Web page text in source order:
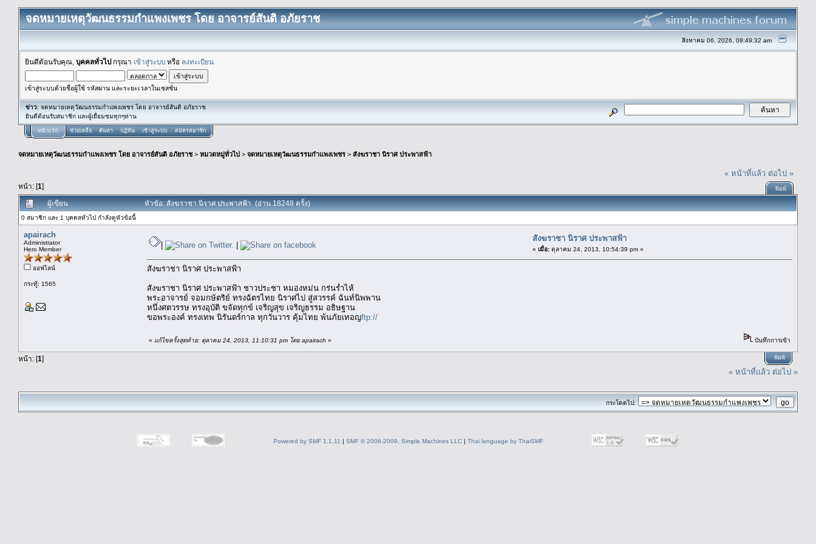
จดหมายเหตุวัฒนธรรมกำแพงเพชร โดย อาจารย์สันติ อภัยราช
สิงหาคม 06, 2026, 09:49:32 am
ยินดีต้อนรับคุณ, บุคคลทั่วไปกรุณา เข้าสู่ระบบ หรือ ลงทะเบียน
เข้าสู่ระบบด้วยชื่อผู้ใช้ รหัสผ่าน และระยะเวลาในเซสชั่น
ข่าว: จดหมายเหตุวัฒนธรรมกำแพงเพชร โดย อาจารย์สันติ อภัยราช
ยินดีต้อนรับสมาชิก และผู้เยื่ยมชมทุกๆท่าน
หน้าแรก ช่วยเหลือ ค้นหา ปฏิทิน เข้าสู่ระบบ สมัครสมาชิก
จดหมายเหตุวัฒนธรรมกำแพงเพชร โดย อาจารย์สันติ อภัยราช> หมวดหมู่ทั่วไป > จดหมายเหตุวัฒนธรรมกำแพงเพชร > สังฆราชา นิราศ ประพาสฟ้า
หน้า: [1]
« หน้าที่แล้ว ต่อไป »
พิมพ์
ผู้เขียน หัวข้อ: สังฆราชา นิราศ ประพาสฟ้า (อ่าน 18248 ครั้ง)
0 สมาชิก และ 1 บุคคลทั่วไป กำลังดูหัวข้อนี้
apairach
Administrator
Hero Member
ออฟไลน์
กระทู้: 1565
| |
สังฆราชา นิราศ ประพาสฟ้า
« เมื่อ: ตุลาคม 24, 2013, 10:54:39 pm »
สังฆราชา นิราศ ประพาสฟ้า
สังฆราชา นิราศ ประพาสฟ้า ชาวประชา หมองหม่น กร่นร่ำไห้
พระอาจารย์ จอมกษัตริย์ ทรงฉัตรไทย นิราศไป สู่สวรรค์ ฉันท์นิพพาน
หนึ่งศตวรรษ ทรงอุบัติ ขจัดทุกข์ เจริญสุข เจริญธรรม อธิษฐาน
ขอพระองค์ ทรงเทพ นิรันดร์กาล ทุกวันวาร คุ้มไทย พ้นภัยเทอญftp://
« แก้ไขครั้งสุดท้าย: ตุลาคม 24, 2013, 11:10:31 pm โดย apairach » บันทึกการเข้า
หน้า: [1] พิมพ์
« หน้าที่แล้ว ต่อไป »
กระโดดไป:
Powered by SMF 1.1.11 | SMF © 2006-2009, Simple Machines LLC| Thai language by ThaiSMF